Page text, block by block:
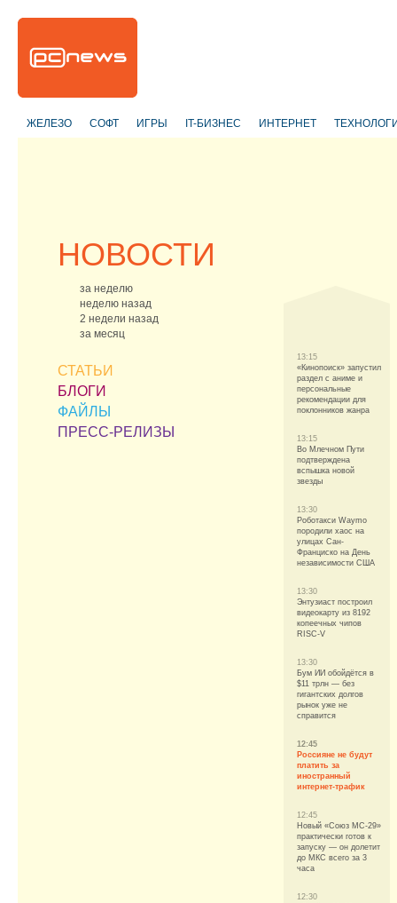
ЖЕЛЕЗО СОФТ ИГРЫ IT-БИЗНЕС ИНТЕРНЕТ
НОВОСТИ
за неделю
неделю назад
2 недели назад
за месяц
СТАТЬИ
БЛОГИ
ФАЙЛЫ
ПРЕСС-РЕЛИЗЫ
13:15
«Кинопоиск» запустил
раздел с аниме и
персональные
рекомендации для
поклонников жанра
13:15
Во Млечном Пути
подтверждена
вспышка новой
звезды
13:30
Роботакси Waymo
породили хаос на
улицах Сан-
Франциско на День
независимости США
13:30
Энтузиаст построил
видеокарту из 8192
копеечных чипов
RISC-V
13:30
Бум ИИ обойдётся в
$11 трлн — без
гигантских долгов
рынок уже не
справится
12:45
Россияне не будут
платить за
иностранный
интернет-трафик
12:45
Новый «Союз МС-29»
практически готов к
запуску — он долетит
до МКС всего за 3
часа
12:30